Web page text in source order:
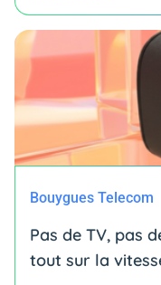
Bouygues Telecom
Pas de TV, pas
tout sur la